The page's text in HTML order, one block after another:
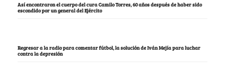
Así encontraron el cuerpo del cura Camilo Torres, 60 años después de haber sido
escondido por un general del Ejército
Regresar a la radio para comentar fútbol, la solución de Iván Mejía para luchar
contra la depresión